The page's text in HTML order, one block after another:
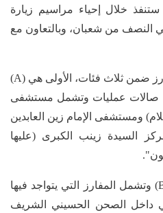
خلال إحياء مراسيم زيارة
النصف من شعبان، وبالتعاون مع
وأوضح أن "الخطة تشمل المفارز ضمن ثلاث فئات، الأولى هي (A)
صالات عمليات وتشمل مستشفى
ومستشفى الإمام زين العابدين
السيدة زينب الكبرى (عليها
وأضاف أن "الفئة الثانية هي (B) وتشمل المفارز التي يتواجد فيها
الصحن الحسيني الشريف